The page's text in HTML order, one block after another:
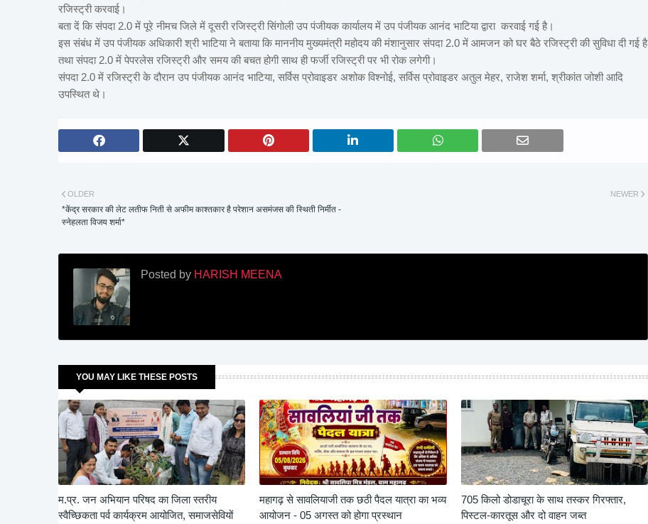
रजिस्ट्री करवाई।
बता दें कि संपदा 2.0 में पूरे नीमच जिले में दूसरी रजिस्ट्री सिंगोली उप पंजीयक कार्यालय में उप पंजीयक आनंद भाटिया द्वारा करवाई गई है।
इस संबंध में उप पंजीयक अधिकारी श्री भाटिया ने बताया कि माननीय मुख्यमंत्री महोदय की मंशानुसार संपदा 2.0 में आमजन को घर बैठे रजिस्ट्री की सुविधा दी गई है
तथा संपदा 2.0 में पेपरलेस रजिस्ट्री और समय की बचत होगी साथ ही फर्जी रजिस्ट्री पर भी रोक लगेगी।
संपदा 2.0 में रजिस्ट्री के दौरान उप पंजीयक आनंद भाटिया, सर्विस प्रोवाइडर अशोक विश्नोई, सर्विस प्रोवाइडर अतुल मेहर, राजेश शर्मा, श्रीकांत जोशी आदि
उपस्थित थे।
NEWER
OLDER
*केंद्र सरकार की लेट लतीफ निती से अफीम काश्तकार है परेशान असमंजस की स्थिती निर्मीत -
स्नेहलता विजय शर्मा*
Posted by HARISH MEENA
YOU MAY LIKE THESE POSTS
म.प्र. जन अभियान परिषद का जिला स्तरीय
स्वैच्छिकता पर्व कार्यक्रम आयोजित, समाजसेवियों
महागढ़ से सावलियाजी तक छठी पैदल यात्रा का भव्य
आयोजन - 05 अगस्त को होगा प्रस्थान
705 किलो डोडाचूरा के साथ तस्कर गिरफ्तार,
पिस्टल-कारतूस और दो वाहन जब्त